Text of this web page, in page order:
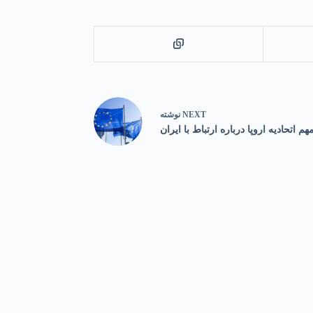
NEXT نوشته
اتحادیه اروپا درباره ارتباط با ایران